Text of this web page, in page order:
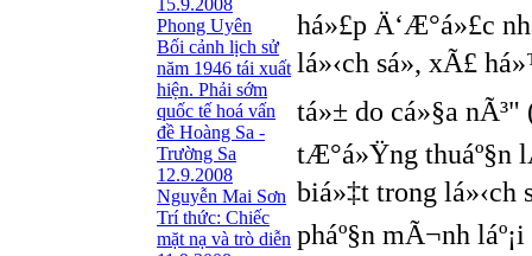
15.9.2008
Phong Uyên
Bối cảnh lịch sử
năm 1946 tái xuất
hiện. Phải sớm
quốc tế hoá vấn
đề Hoàng Sa -
Trường Sa
12.9.2008
Nguyễn Mai Sơn
Trí thức: Chiếc
mặt nạ và trò diễn
há»£p Ä‘Æ°á»£c
lá»‹ch sá»­, xÃ£
tá»± do cá»§a nÃ³"
tÆ°á»Ÿng thuáº§n
biá»‡t trong lá»‹ch
pháº§n mÃ¬nh